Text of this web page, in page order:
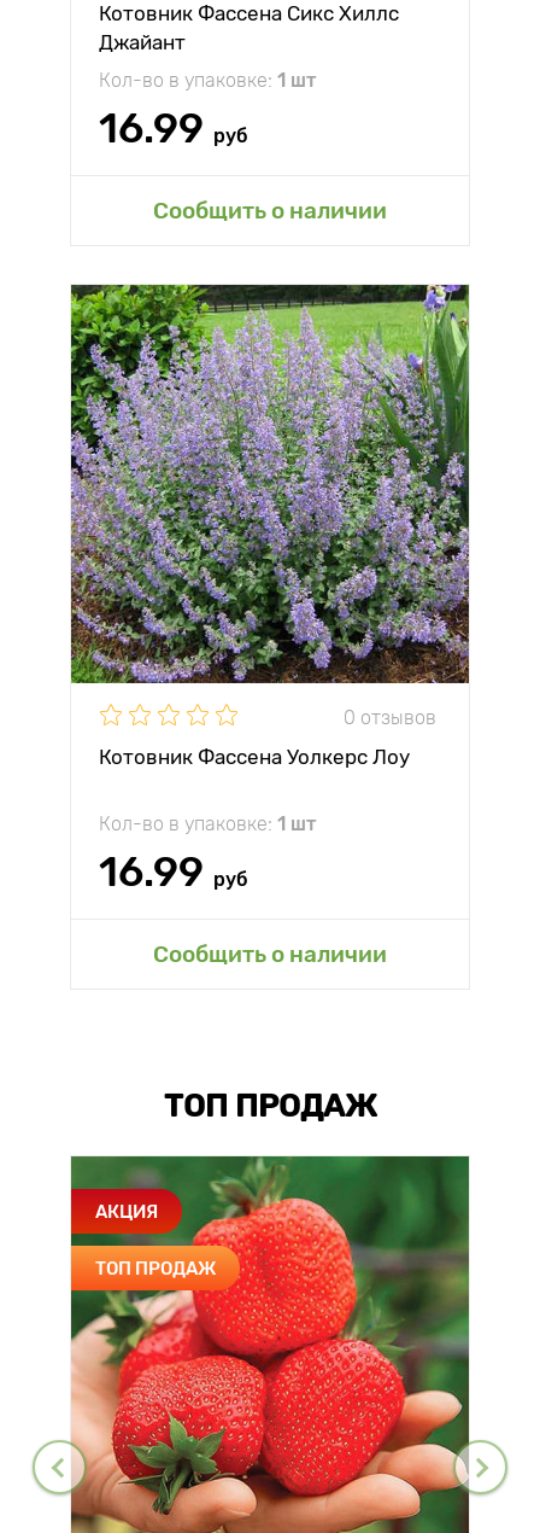
Котовник Фассена Сикс Хиллс
Джайант
Кол-во в упаковке: 1 шт
16.99 руб
Сообщить о наличии
0 отзывов
Котовник Фассена Уолкерс Лоу
Кол-во в упаковке: 1 шт
16.99 руб
Сообщить о наличии
ТОП ПРОДАЖ
АКЦИЯ
ТОП ПРОДАЖ